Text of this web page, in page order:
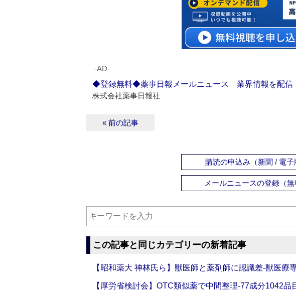
‐AD‐
◆登録無料◆薬事日報メールニュース 業界情報を配信
株式会社薬事日報社
« 前の記事
購読の申込み（新聞 / 電子
メールニュースの登録（無
この記事と同じカテゴリーの新着記事
【昭和薬大 神林氏ら】獣医師と薬剤師に認識差‐獣医療
【厚労省検討会】OTC類似薬で中間整理‐77成分1042品